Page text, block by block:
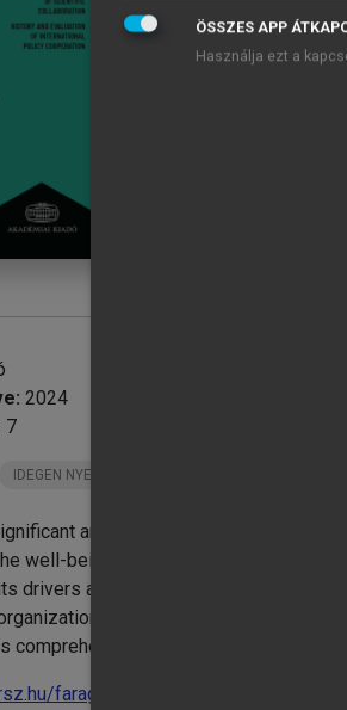
chevron_right Introduction
1. Environmental
2. Global
3. Hazards of
2024
7
IDEGEN NYELVŰ
and severe impacts on the
well-being of present and future
drivers and dangerous
programs, and
comprehensive overview, the most
farago-our-common-environment-
ÖSSZES APP
Használja ezt a